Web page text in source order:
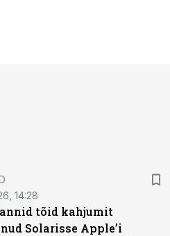
14:28
tõid kahjumit
Solarisse Apple’i